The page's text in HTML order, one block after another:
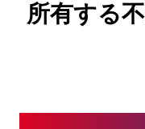
所有する